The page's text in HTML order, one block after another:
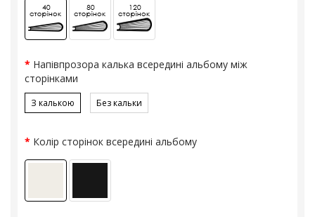
Напівпрозора калька всередині альбому між
сторінками
З калькою Без кальки
Колір сторінок всередині альбому